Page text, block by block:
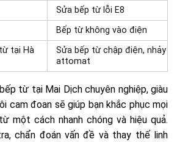
Sửa bếp từ lỗi E8
Bếp từ không vào điện
tại Hà
Sửa bếp từ chập điện, nhảy
attomat
từ tại Mai Dịch chuyên nghiệp, giàu
cam đoan sẽ giúp bạn khắc phục mọi
một cách nhanh chóng và hiệu quả.
chẩn đoán vấn đề và thay thế linh